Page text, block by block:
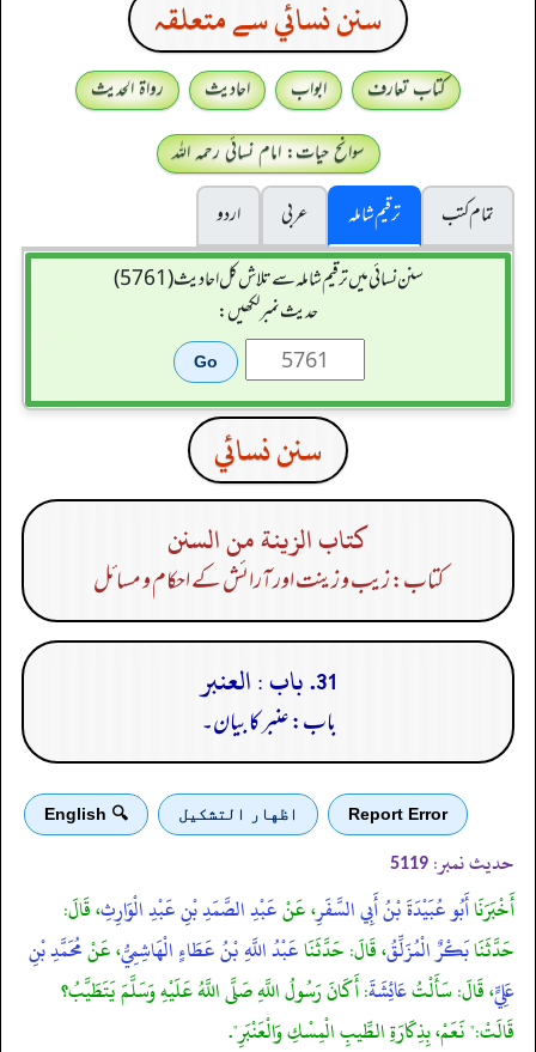
سنن نسائي سے متعلقہ
کتاب تعارف ابواب احادیث
رواۃ الحدیث
سوانح حیات: امام نسائی رحمہ اللہ
تمام کتب
ترقیم شاملہ عربی
اردو
سنن نسائی میں ترقیم شاملہ سے تلاش کل احادیث (5761)
حدیث نمبر لکھیں:
سنن نسائي
كتاب الزينة من السنن
کتاب: زیب و زینت اور آرائش کے احکام و مسائل
31. باب : العنبر
باب: عنبر کا بیان۔
Report Error اظهار التشكيل 🔍 English
حدیث نمبر: 5119
أَخْبَرَنَاأَبُو عُبَيْدَةَ بْنُ أَبِي السَّفَرِ، عَنْعَبْدِ الصَّمَدِ بْنِ عَبْدِ الْوَارِثِ، قَالَ:
حَدَّثَنَابَكْرٌ الْمُزَلِّقُ، قَالَ: حَدَّثَنَاعَبْدُ اللَّهِ بْنُ عَطَاءٍ الْهَاشِمِيُّ، عَنْمُحَمَّدِ بْنِ
عَلِيٍّ، قَالَ: سَأَلْتُعَائِشَةَ: أَكَانَ رَسُولُ اللَّهِ صَلَّى اللَّهُ عَلَيْهِ وَسَلَّمَ يَتَطَيَّبُ؟
قَالَتْ:" نَعَمْ، بِذِكَارَةِ الطِّيبِ الْمِسْكِ وَالْعَنْبَرِ".